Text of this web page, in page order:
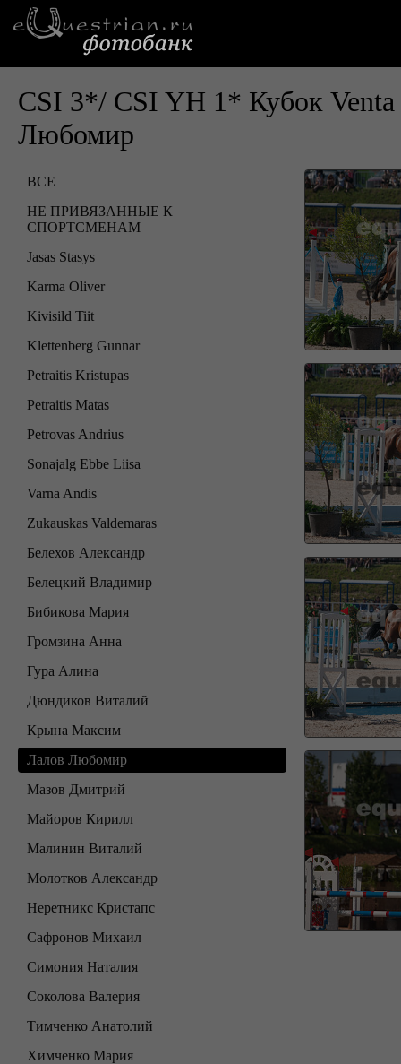
CSI 3*/ CSI YH 1* Кубок Venta
Любомир
ВСЕ
НЕ ПРИВЯЗАННЫЕ К
СПОРТСМЕНАМ
Jasas Stasys
Karma Oliver
Kivisild Tiit
Klettenberg Gunnar
Petraitis Kristupas
Petraitis Matas
Petrovas Andrius
Sonajalg Ebbe Liisa
Varna Andis
Zukauskas Valdemaras
Белехов Александр
Белецкий Владимир
Бибикова Мария
Громзина Анна
Гура Алина
Дюндиков Виталий
Крына Максим
Лалов Любомир
Мазов Дмитрий
Майоров Кирилл
Малинин Виталий
Молотков Александр
Неретникс Кристапс
Сафронов Михаил
Симония Наталия
Соколова Валерия
Тимченко Анатолий
Химченко Мария